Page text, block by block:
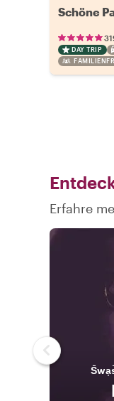
Schöne
DAY TRIP
Erfahre